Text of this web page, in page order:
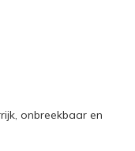
onbreekbaar en